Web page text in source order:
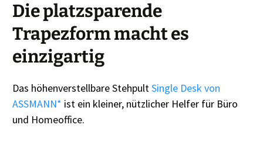
Die platzsparende
Trapezform macht es
einzigartig
Das höhenverstellbare StehpultSingle Desk von
ASSMANN* ist ein kleiner, nützlicher Helfer für Büro
und Homeoffice.